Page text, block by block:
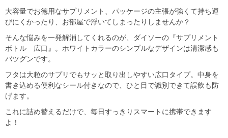
大容量でお徳用なサプリメント、パッケージの主張が強くて持ち運
びにくかったり、お部屋で浮いてしまったりしませんか？
そんな悩みを一発解消してくれるのが、ダイソーの『サプリメント
ボトル 広口』。ホワイトカラーのシンプルなデザインは清潔感も
バツグンです。
フタは大粒のサプリでもサッと取り出しやすい広口タイプ。中身を
書き込める便利なシール付きなので、ひと目で識別できて誤飲も防
げます。
これに詰め替えるだけで、毎日すっきりスマートに携帯できます
よ！